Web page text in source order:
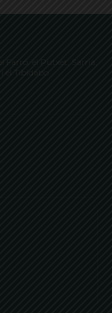
Farró, el Putxet, Sarrià,
i el Tibidabo